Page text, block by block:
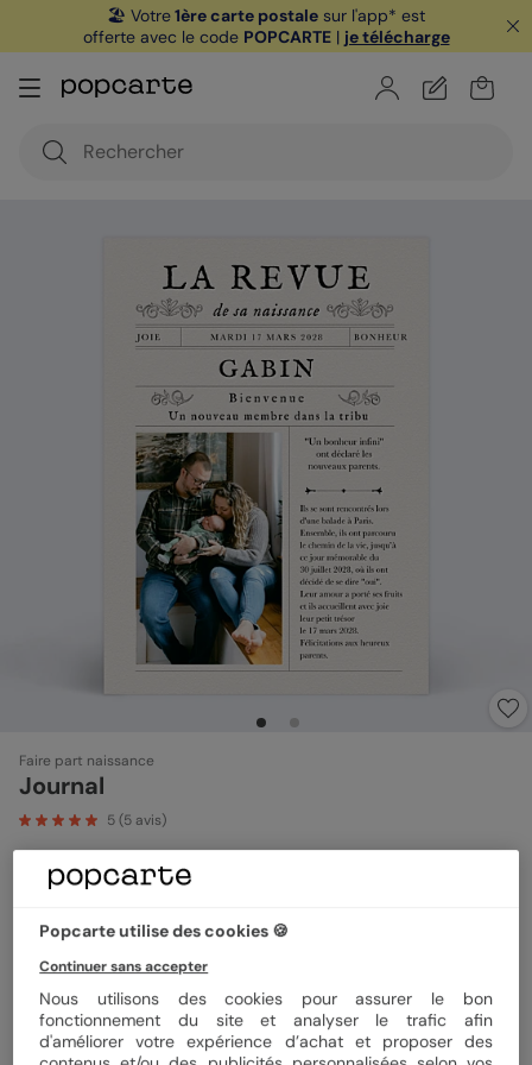
🏖️ Votre1ère carte postale sur l'app* est
offerte avec le code POPCARTE| je télécharge
Faire part naissance
Journal
5(5 avis)
Format
Papier Papier Satiné
Popcarte utilise des cookies 🍪
Continuer sans accepter
Nous utilisons des cookies pour assurer le bon
fonctionnement du site et analyser le trafic afin
d'améliorer votre expérience d’achat et proposer des